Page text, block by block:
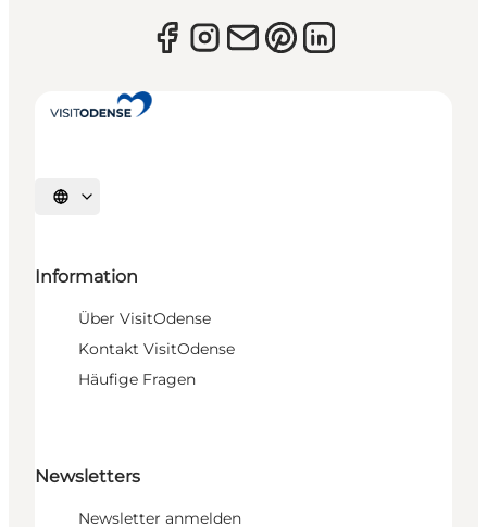
Sprache auswählen
Information
Über VisitOdense
Kontakt VisitOdense
Häufige Fragen
Newsletters
Newsletter anmelden